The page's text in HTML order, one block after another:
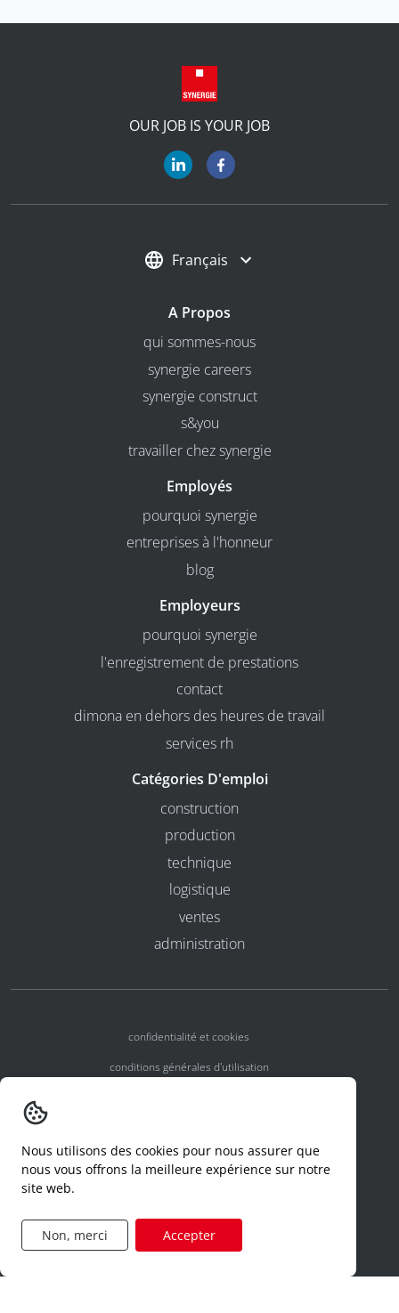
OUR JOB IS YOUR JOB
Français
A Propos
qui sommes-nous
synergie careers
synergie construct
s&you
travailler chez synergie
Employés
pourquoi synergie
entreprises à l'honneur
blog
Employeurs
pourquoi synergie
l'enregistrement de prestations
contact
dimona en dehors des heures de travail
services rh
Catégories D'emploi
construction
production
technique
logistique
ventes
administration
confidentialité et cookies
conditions générales d'utilisation
declaration d'un incident
formulaire de demande d'accès
Nous utilisons des cookies pour nous assurer que
nous vous offrons la meilleure expérience sur notre
site web.
Non, merci Accepter